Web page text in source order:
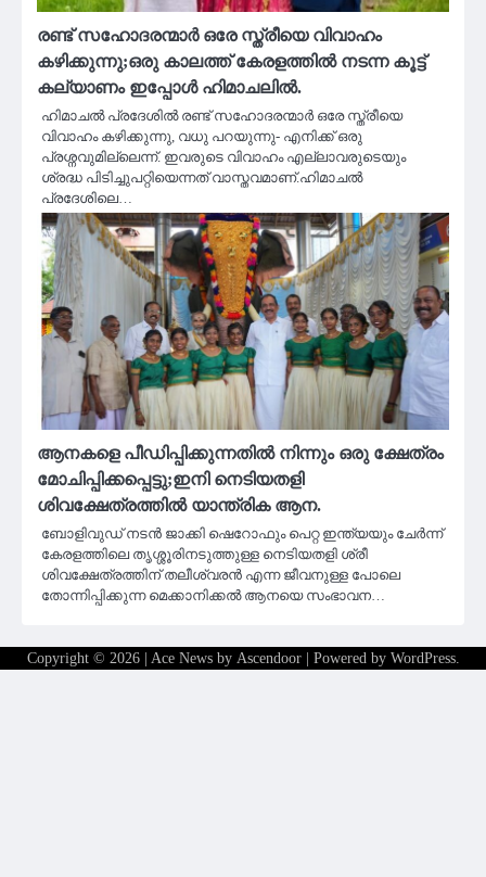
രണ്ട് സഹോദരന്മാർ ഒരേ സ്ത്രീയെ വിവാഹം
കഴിക്കുന്നു;ഒരു കാലത്ത് കേരളത്തിൽ നടന്ന കൂട്ട്
കല്യാണം ഇപ്പോൾ ഹിമാചലിൽ.
ഹിമാചൽ പ്രദേശിൽ രണ്ട് സഹോദരന്മാർ ഒരേ സ്ത്രീയെ
വിവാഹം കഴിക്കുന്നു, വധു പറയുന്നു- എനിക്ക് ഒരു
പ്രശ്നവുമില്ലെന്ന്. ഇവരുടെ വിവാഹം എല്ലാവരുടെയും
ശ്രദ്ധ പിടിച്ചുപറ്റിയെന്നത് വാസ്തവമാണ്.ഹിമാചൽ
പ്രദേശിലെ…
ആനകളെ പീഡിപ്പിക്കുന്നതിൽ നിന്നും ഒരു ക്ഷേത്രം
മോചിപ്പിക്കപ്പെട്ടു;ഇനി നെടിയതളി
ശിവക്ഷേത്രത്തിൽ യാന്ത്രിക ആന.
ബോളിവുഡ് നടൻ ജാക്കി ഷെറോഫും പെറ്റ ഇന്ത്യയും ചേർന്ന്
കേരളത്തിലെ തൃശ്ശൂരിനടുത്തുള്ള നെടിയതളി ശ്രീ
ശിവക്ഷേത്രത്തിന് തലീശ്വരൻ എന്ന ജീവനുള്ള പോലെ
തോന്നിപ്പിക്കുന്ന മെക്കാനിക്കൽ ആനയെ സംഭാവന…
Copyright © 2026 | Ace News by Ascendoor| Powered by WordPress.